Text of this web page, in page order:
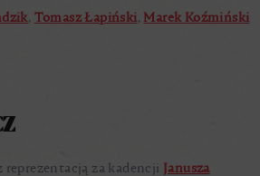
, Tomasz Łapiński,Marek Koźmiński
reprezentacją za kadencji
Janusza